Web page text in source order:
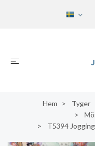
Hem Tyger
T5394